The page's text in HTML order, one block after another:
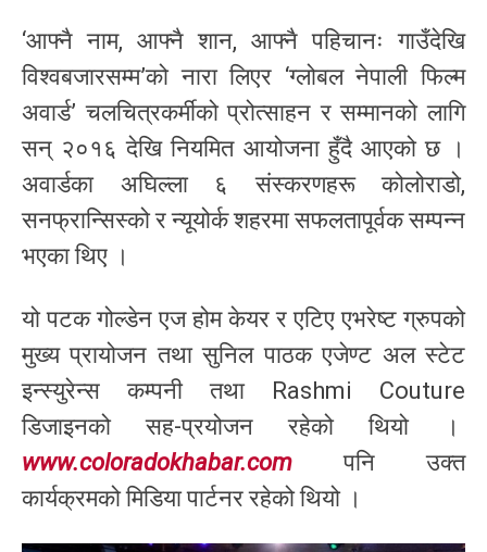
‘आफ्नै नाम, आफ्नै शान, आफ्नै पहिचानः गाउँदेखि
विश्वबजारसम्म’को नारा लिएर ‘ग्लोबल नेपाली फिल्म
अवार्ड’ चलचित्रकर्मीको प्रोत्साहन र सम्मानको लागि
सन् २०१६ देखि नियमित आयोजना हुँदै आएको छ ।
अवार्डका अघिल्ला ६ संस्करणहरू कोलोराडो,
सनफ्रान्सिस्को र न्यूयोर्क शहरमा सफलतापूर्वक सम्पन्न
भएका थिए ।
यो पटक गोल्डेन एज होम केयर र एटिए एभरेष्ट ग्रुपको
मुख्य प्रायोजन तथा सुनिल पाठक एजेण्ट अल स्टेट
इन्स्युरेन्स कम्पनी तथा Rashmi Couture
डिजाइनको सह-प्रयोजन रहेको थियो ।
www.coloradokhabar.com पनि उक्त
कार्यक्रमको मिडिया पार्टनर रहेको थियो ।